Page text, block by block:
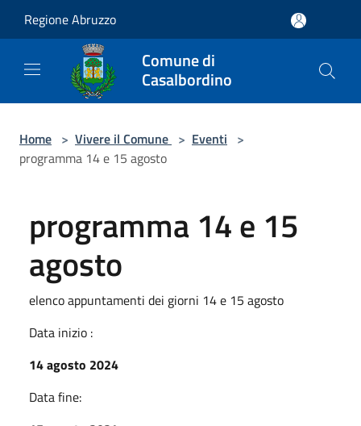
Regione Abruzzo
Comune di
Casalbordino
Home > Vivere il Comune > Eventi >
programma 14 e 15 agosto
programma 14 e 15
agosto
elenco appuntamenti dei giorni 14 e 15 agosto
Data inizio :
14 agosto 2024
Data fine: